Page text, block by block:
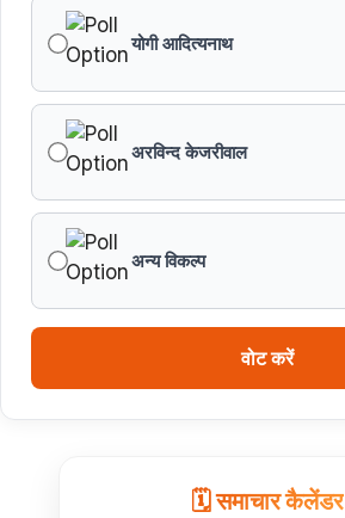
योगी आदित्यनाथ
अरविन्द केजरीवाल
अन्य विकल्प
वोट करें
🗓️ समाचार कैलेंडर